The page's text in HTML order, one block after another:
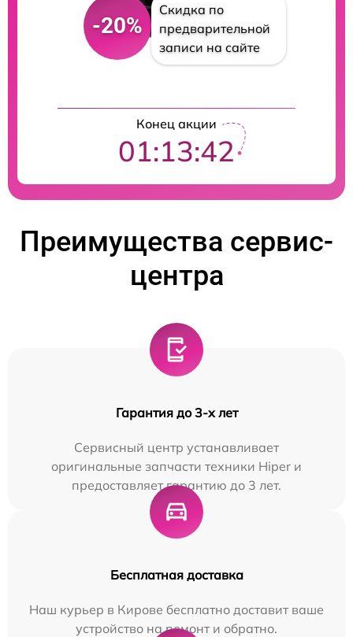
-20%
Скидка по
предварительной
записи на сайте
Конец акции
01:13:41
Преимущества сервис-
центра
Гарантия до 3-х лет
Сервисный центр устанавливает
оригинальные запчасти техники Hiper и
предоставляет гарантию до 3 лет.
Бесплатная доставка
Наш курьер в Кирове бесплатно доставит ваше
устройство на ремонт и обратно.